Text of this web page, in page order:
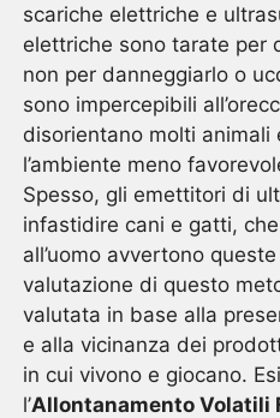
scariche elettriche e
elettriche sono tarate per
non per danneggiarlo o
sono impercepibili
disorientano molti animali
l’ambiente meno
Spesso, gli emettitori di
infastidire cani e gatti,
all’uomo avvertono
valutazione di questo
valutata in base alla
e alla vicinanza dei
in cui vivono e giocano.
l’Allontanamento Volatili